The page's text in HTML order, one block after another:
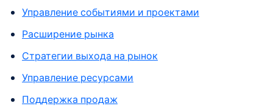
Управление событиями и проектами
Расширение рынка
Стратегии выхода на рынок
Управление ресурсами
Поддержка продаж